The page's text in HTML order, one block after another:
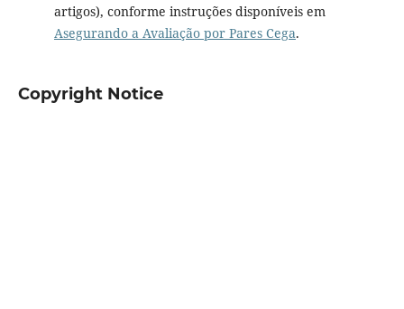
artigos), conforme instruções disponíveis em
Asegurando a Avaliação por Pares Cega.
Copyright Notice